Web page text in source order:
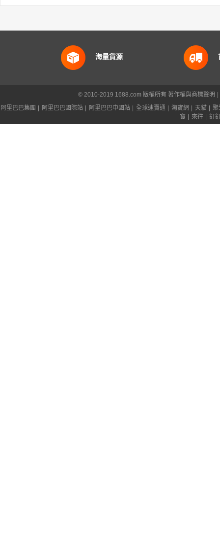
海量貨源
© 2010-2019 1688.com 版權所有 著作權與商標聲明
阿里巴巴集團
阿里巴巴國際站 阿里巴巴中國站 全球速賣通 淘寶網 天貓
聚
寶
來往 釘